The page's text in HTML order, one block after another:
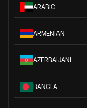
ARABIC
ARMENIAN
AZERBAIJANI
BANGLA